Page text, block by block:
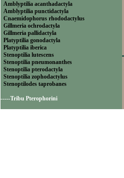
Amblyptilia acanthadactyla
Amblyptilia punctidactyla
Cnaemidophorus rhododactylus
Gillmeria ochrodactyla
Gillmeria pallidactyla
Platyptilia gonodactyla
Platyptilia iberica
Stenoptilia lutescens
Stenoptilia pneumonanthes
Stenoptilia pterodactyla
Stenoptilia zophodactylus
Stenoptilodes taprobanes
-----Tribu Pterophorini